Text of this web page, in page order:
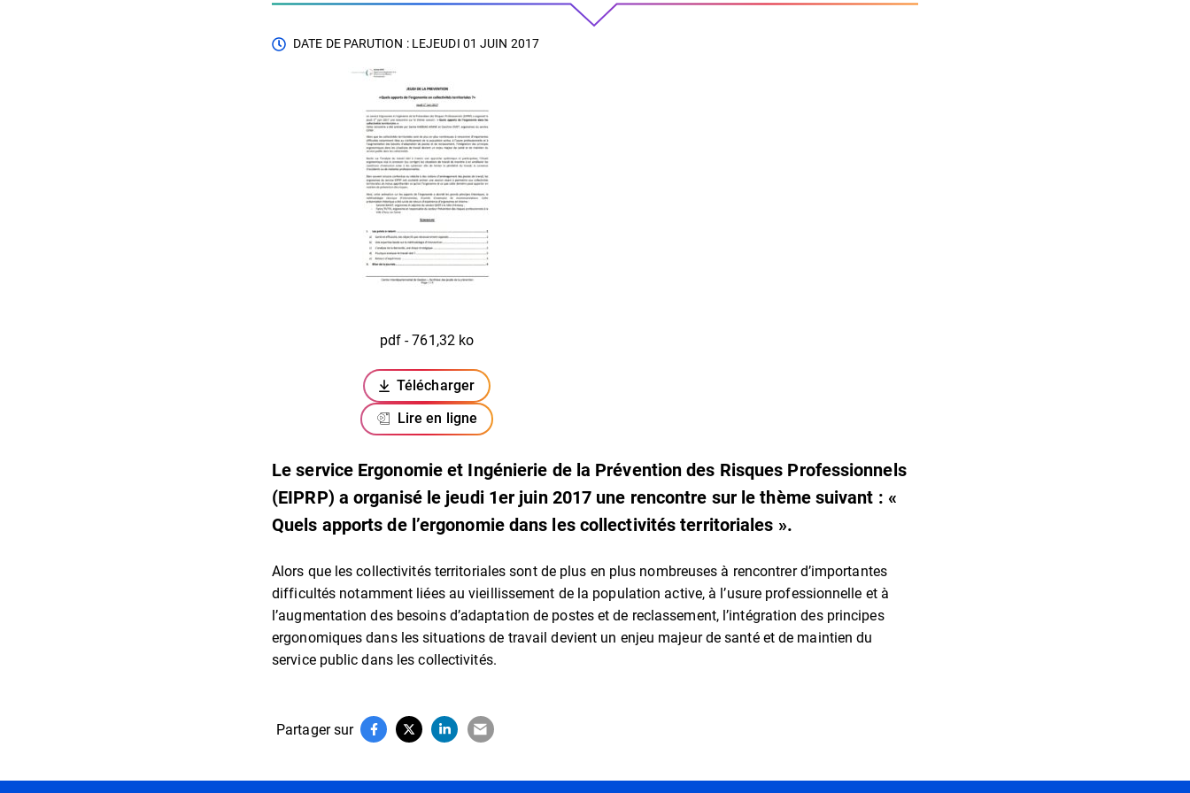
DATE DE PARUTION : LEJEUDI 01 JUIN 2017
pdf - 761,32 ko
Télécharger
(ouverture dans un nouvel onglet)
Lire en ligne
Le service Ergonomie et Ingénierie de la Prévention des Risques Professionnels
(EIPRP) a organisé le jeudi 1er juin 2017 une rencontre sur le thème suivant : «
Quels apports de l’ergonomie dans les collectivités territoriales ».
Alors que les collectivités territoriales sont de plus en plus nombreuses à rencontrer d’importantes
difficultés notamment liées au vieillissement de la population active, à l’usure professionnelle et à
l’augmentation des besoins d’adaptation de postes et de reclassement, l’intégration des principes
ergonomiques dans les situations de travail devient un enjeu majeur de santé et de maintien du
service public dans les collectivités.
Partager sur Partager sur Facebook
(ouverture dans un nouvel onglet)
Partager sur X (Twitter)
(ouverture dans un nouvel onglet)
Partager sur LinkedIn
(ouverture dans un nouvel onglet)
Partager par e-mail
(ouverture dans un nouvel onglet)